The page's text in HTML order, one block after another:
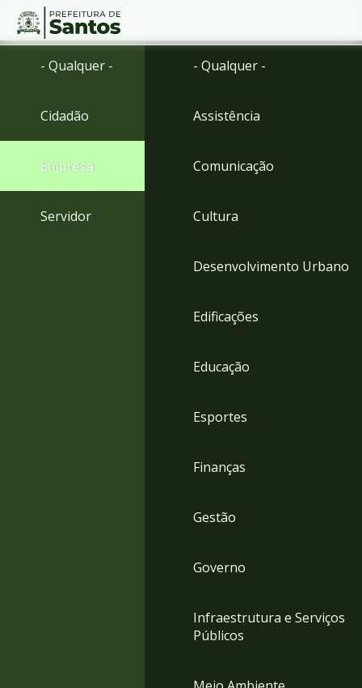
Ir
Ir
menu
Conteúdo
- Qualquer -
Cidadão
Empresa
Servidor
- Qualquer -
Assistência
Comunicação
Cultura
Desenvolvimento Urbano
Edificações
Educação
Esportes
Finanças
Gestão
Governo
Infraestrutura e Serviços
Públicos